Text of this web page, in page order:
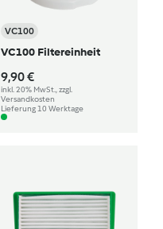
VC100
VC100 Filtereinheit
9,90 €
inkl. 20% MwSt., zzgl.
Versandkosten
Lieferung 10 Werktage